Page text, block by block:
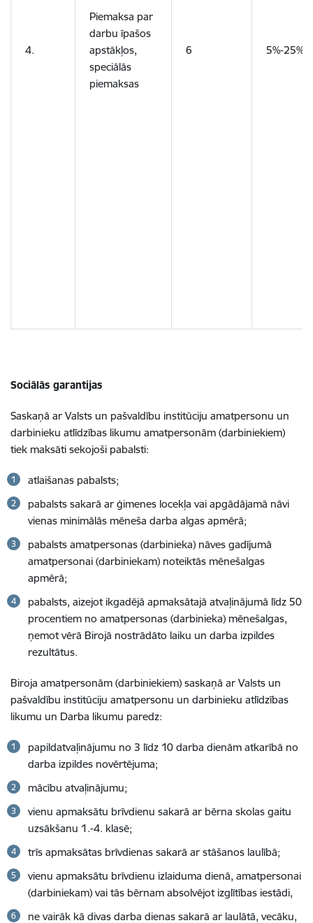
4.
Piemaksa par
darbu īpašos
apstākļos,
speciālās
piemaksas
6 5%-25%
Sociālās garantijas
Saskaņā ar Valsts un pašvaldību institūciju amatpersonu un
darbinieku atlīdzības likumu amatpersonām (darbiniekiem)
tiek maksāti sekojoši pabalsti:
atlaišanas pabalsts;
pabalsts sakarā ar ģimenes locekļa vai apgādājamā nāvi
vienas minimālās mēneša darba algas apmērā;
pabalsts amatpersonas (darbinieka) nāves gadījumā
amatpersonai (darbiniekam) noteiktās mēnešalgas
apmērā;
pabalsts, aizejot ikgadējā apmaksātajā atvaļinājumā līdz 50
procentiem no amatpersonas (darbinieka) mēnešalgas,
ņemot vērā Birojā nostrādāto laiku un darba izpildes
rezultātus.
Biroja amatpersonām (darbiniekiem) saskaņā ar Valsts un
pašvaldību institūciju amatpersonu un darbinieku atlīdzības
likumu un Darba likumu paredz:
papildatvaļinājumu no 3 līdz 10 darba dienām atkarībā no
darba izpildes novērtējuma;
mācību atvaļinājumu;
vienu apmaksātu brīvdienu sakarā ar bērna skolas gaitu
uzsākšanu 1.-4. klasē;
trīs apmaksātas brīvdienas sakarā ar stāšanos laulībā;
vienu apmaksātu brīvdienu izlaiduma dienā, amatpersonai
(darbiniekam) vai tās bērnam absolvējot izglītības iestādi,
ne vairāk kā divas darba dienas sakarā ar laulātā, vecāku,